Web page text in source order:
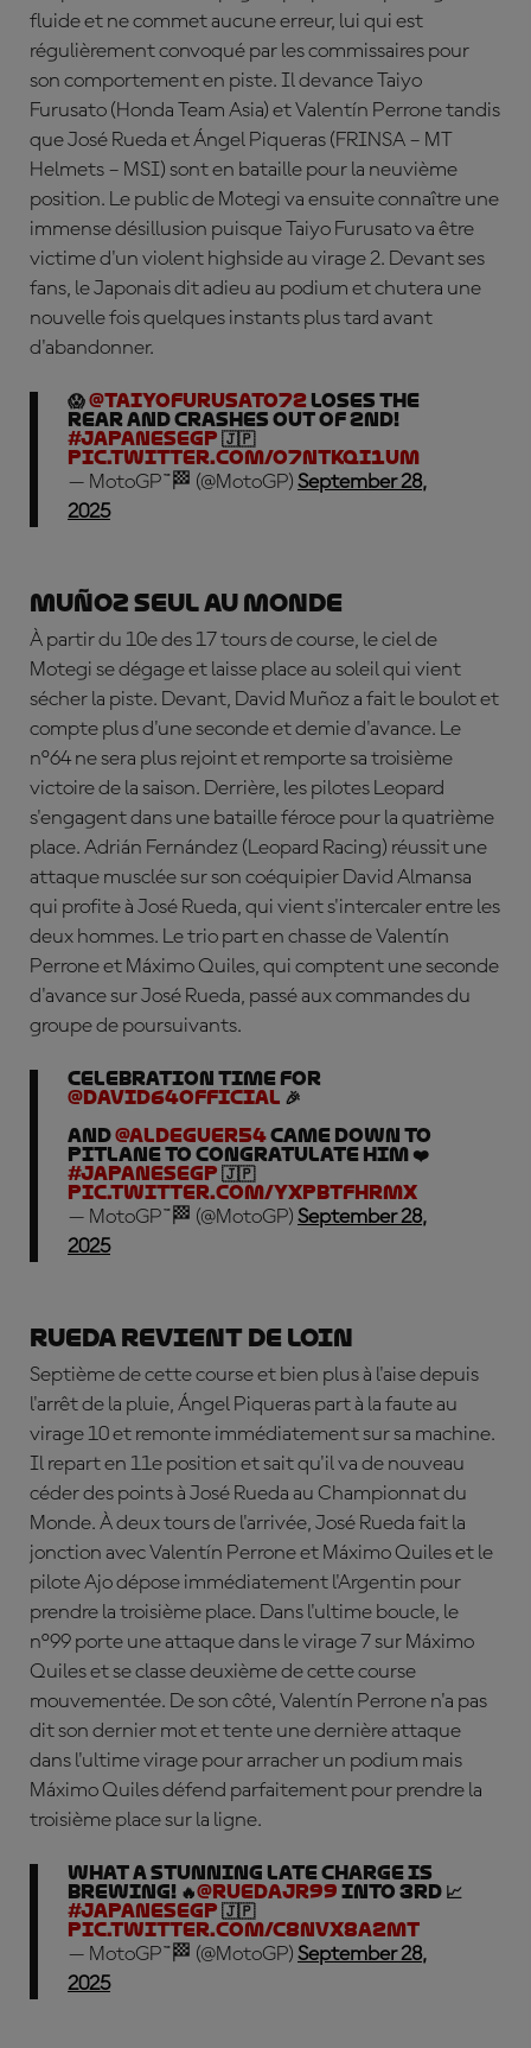
fluide et ne commet aucune erreur, lui qui est
régulièrement convoqué par les commissaires pour
son comportement en piste. Il devanceTaiyo
Furusato (Honda Team Asia) et Valentín Perrone tandis
que José Rueda etÁngel Piqueras (FRINSA – MT
Helmets – MSI) sont en bataille pour la neuvième
position. Le public de Motegi va ensuite connaître une
immense désillusion puisque Taiyo Furusato va être
victime d'un violent highside au virage 2. Devant ses
fans, le Japonais dit adieu au podium et chutera une
nouvelle fois quelques instants plus tard avant
d'abandonner.
😱@Taiyofurusato72 loses the
rear and crashes out of 2nd!
#JapaneseGP 🇯🇵
pic.twitter.com/O7ntkQI1Um
— MotoGP™🏁 (@MotoGP) September 28,
2025
Muñoz seul au monde
À partir du 10e des 17 tours de course, le ciel de
Motegi se dégage et laisse place au soleil qui vient
sécher la piste. Devant, David Muñoz a fait le boulot et
compte plus d'une seconde et demie d'avance. Le
n°64 ne sera plus rejoint et remporte sa troisième
victoire de la saison. Derrière, les pilotes Leopard
s'engagent dans une bataille féroce pour la quatrième
place. Adrián Fernández (Leopard Racing) réussit une
attaque musclée sur son coéquipier David Almansa
qui profite à José Rueda, qui vient s'intercaler entre les
deux hommes. Le trio part en chasse de Valentín
Perrone et Máximo Quiles, qui comptent une seconde
d'avance sur José Rueda, passé aux commandes du
groupe de poursuivants.
Celebration time for
@david64official 🎉
And@Aldeguer54came down to
pitlane to congratulate him ❤️
#JapaneseGP 🇯🇵
pic.twitter.com/YxpbtFHrmX
— MotoGP™🏁 (@MotoGP) September 28,
2025
Rueda revient de loin
Septième de cette course et bien plus à l'aise depuis
l'arrêt de la pluie, Ángel Piqueras part à la faute au
virage 10 et remonte immédiatement sur sa machine.
Il repart en 11e position et sait qu'il va de nouveau
céder des points à José Rueda au Championnat du
Monde. À deux tours de l'arrivée, José Rueda fait la
jonction avec Valentín Perrone et Máximo Quiles et le
pilote Ajo dépose immédiatement l'Argentin pour
prendre la troisième place. Dans l'ultime boucle, le
n°99 porte une attaque dans le virage 7 sur Máximo
Quiles et se classe deuxième de cette course
mouvementée. De son côté, Valentín Perrone n'a pas
dit son dernier mot et tente une dernière attaque
dans l'ultime virage pour arracher un podium mais
Máximo Quiles défend parfaitement pour prendre la
troisième place sur la ligne.
What a stunning late charge is
brewing! 🔥@ruedajr99 into 3rd 📈
#JapaneseGP 🇯🇵
pic.twitter.com/C8NvX8A2Mt
— MotoGP™🏁 (@MotoGP) September 28,
2025